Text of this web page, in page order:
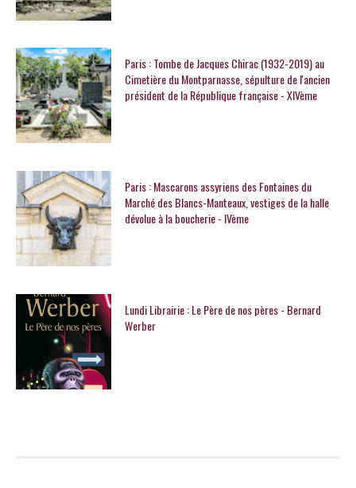
Paris : Tombe de Jacques Chirac (1932-2019) au
Cimetière du Montparnasse, sépulture de l'ancien
président de la République française - XIVème
Paris : Mascarons assyriens des Fontaines du
Marché des Blancs-Manteaux, vestiges de la halle
dévolue à la boucherie - IVème
Lundi Librairie : Le Père de nos pères - Bernard
Werber